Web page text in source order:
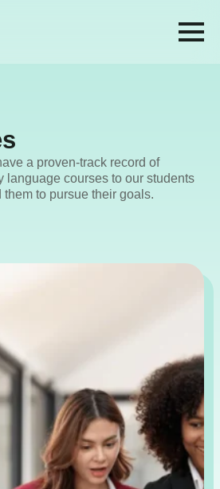
a proven-track record of
language courses to our students
to pursue their goals.